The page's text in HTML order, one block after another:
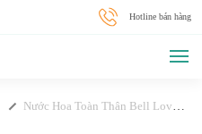
Nước Hoa Toàn Thân Bell Love